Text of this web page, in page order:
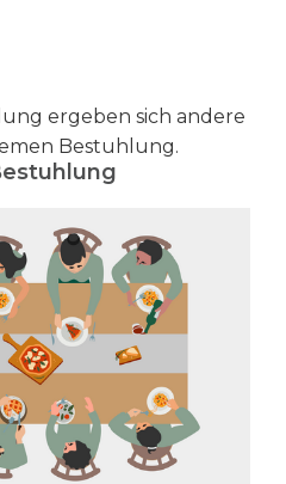
ergeben sich andere
Bestuhlung.